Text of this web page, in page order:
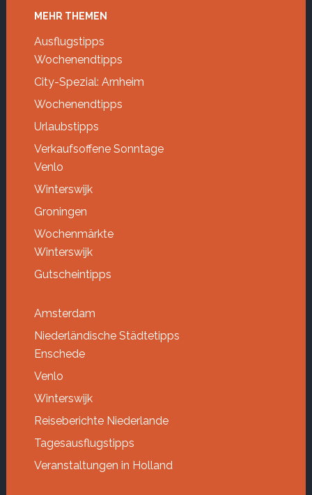
Footer
MEHR THEMEN
Ausflugstipps
Wochenendtipps
City-Spezial: Arnheim
Wochenendtipps
Urlaubstipps
Verkaufsoffene Sonntage
Venlo
Winterswijk
Groningen
Wochenmärkte
Winterswijk
Gutscheintipps
Amsterdam
Niederländische Städtetipps
Enschede
Venlo
Winterswijk
Reiseberichte Niederlande
Tagesausflugstipps
Veranstaltungen in Holland